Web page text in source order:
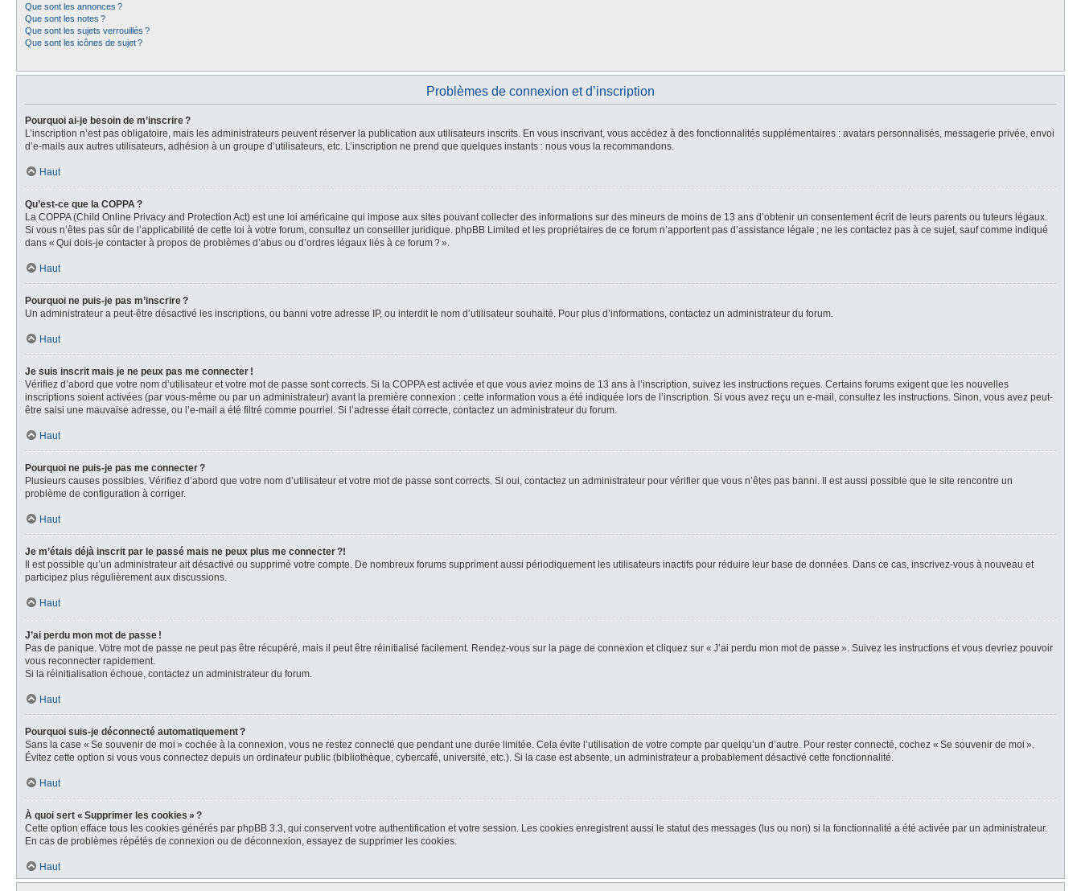
Que sont les annonces ?
Que sont les notes ?
Que sont les sujets verrouillés ?
Que sont les icônes de sujet ?
Problèmes de connexion et d’inscription
Pourquoi ai-je besoin de m’inscrire ?
L’inscription n’est pas obligatoire, mais les administrateurs peuvent réserver la publication aux utilisateurs inscrits. En vous inscrivant, vous accédez à des fonctionnalités supplémentaires : avatars personnalisés, messagerie privée, envoi
d’e-mails aux autres utilisateurs, adhésion à un groupe d’utilisateurs, etc. L’inscription ne prend que quelques instants : nous vous la recommandons.
Haut
Qu’est-ce que la COPPA ?
La COPPA (Child Online Privacy and Protection Act) est une loi américaine qui impose aux sites pouvant collecter des informations sur des mineurs de moins de 13 ans d’obtenir un consentement écrit de leurs parents ou tuteurs légaux.
Si vous n’êtes pas sûr de l’applicabilité de cette loi à votre forum, consultez un conseiller juridique. phpBB Limited et les propriétaires de ce forum n’apportent pas d’assistance légale ; ne les contactez pas à ce sujet, sauf comme indiqué
dans « Qui dois-je contacter à propos de problèmes d’abus ou d’ordres légaux liés à ce forum ? ».
Haut
Pourquoi ne puis-je pas m’inscrire ?
Un administrateur a peut-être désactivé les inscriptions, ou banni votre adresse IP, ou interdit le nom d’utilisateur souhaité. Pour plus d’informations, contactez un administrateur du forum.
Haut
Je suis inscrit mais je ne peux pas me connecter !
Vérifiez d’abord que votre nom d’utilisateur et votre mot de passe sont corrects. Si la COPPA est activée et que vous aviez moins de 13 ans à l’inscription, suivez les instructions reçues. Certains forums exigent que les nouvelles
inscriptions soient activées (par vous-même ou par un administrateur) avant la première connexion : cette information vous a été indiquée lors de l’inscription. Si vous avez reçu un e-mail, consultez les instructions. Sinon, vous avez peut-
être saisi une mauvaise adresse, ou l’e-mail a été filtré comme pourriel. Si l’adresse était correcte, contactez un administrateur du forum.
Haut
Pourquoi ne puis-je pas me connecter ?
Plusieurs causes possibles. Vérifiez d’abord que votre nom d’utilisateur et votre mot de passe sont corrects. Si oui, contactez un administrateur pour vérifier que vous n’êtes pas banni. Il est aussi possible que le site rencontre un
problème de configuration à corriger.
Haut
Je m’étais déjà inscrit par le passé mais ne peux plus me connecter ?!
Il est possible qu’un administrateur ait désactivé ou supprimé votre compte. De nombreux forums suppriment aussi périodiquement les utilisateurs inactifs pour réduire leur base de données. Dans ce cas, inscrivez-vous à nouveau et
participez plus régulièrement aux discussions.
Haut
J’ai perdu mon mot de passe !
Pas de panique. Votre mot de passe ne peut pas être récupéré, mais il peut être réinitialisé facilement. Rendez-vous sur la page de connexion et cliquez sur « J’ai perdu mon mot de passe ». Suivez les instructions et vous devriez pouvoir
vous reconnecter rapidement.
Si la réinitialisation échoue, contactez un administrateur du forum.
Haut
Pourquoi suis-je déconnecté automatiquement ?
Sans la case « Se souvenir de moi » cochée à la connexion, vous ne restez connecté que pendant une durée limitée. Cela évite l’utilisation de votre compte par quelqu’un d’autre. Pour rester connecté, cochez « Se souvenir de moi ».
Évitez cette option si vous vous connectez depuis un ordinateur public (bibliothèque, cybercafé, université, etc.). Si la case est absente, un administrateur a probablement désactivé cette fonctionnalité.
Haut
À quoi sert « Supprimer les cookies » ?
Cette option efface tous les cookies générés par phpBB 3.3, qui conservent votre authentification et votre session. Les cookies enregistrent aussi le statut des messages (lus ou non) si la fonctionnalité a été activée par un administrateur.
En cas de problèmes répétés de connexion ou de déconnexion, essayez de supprimer les cookies.
Haut